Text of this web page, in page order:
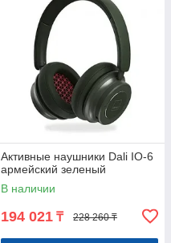
Активные наушники Dali IO-6
армейский зеленый
В наличии
194 021 ₸ 228 260 ₸